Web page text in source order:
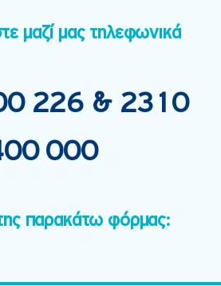
μαζί μας τηλεφωνικά
226 & 2310
000
παρακάτω φόρμας: